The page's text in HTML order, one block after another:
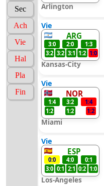
Sec
Ach
Vie
Hal
Pla
Fin
Arlington
Vie
ARG
3:0 2:0
1:3
3:2 3:2 3:1 1:2 1:0
Kansas-City
Vie
NOR
1:4 3:2
1:4
1:2
1:2 1:2
Miami
Vie
ESP
0:0 4:0
0:1
3:0 0:1 2:1 0:2 1:0
Los-Angeles